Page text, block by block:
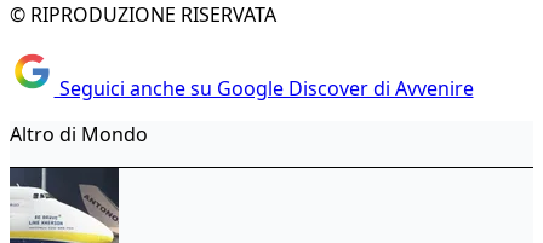
© RIPRODUZIONE RISERVATA
Seguici anche su Google Discover di Avvenire
Altro di Mondo